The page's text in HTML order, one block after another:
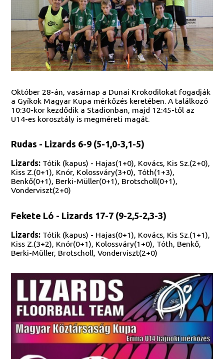
Október 28-án, vasárnap a Dunai Krokodilokat fogadják
a Gyíkok Magyar Kupa mérkőzés keretében. A találkozó
10:30-kor kezdődik a Stadionban, majd 12:45-től az
U14-es korosztály is megméreti magát.
Rudas - Lizards 6-9 (5-1,0-3,1-5)
Lizards: Tótik (kapus) - Hajas(1+0), Kovács, Kis Sz.(2+0),
Kiss Z.(0+1), Knór, Kolossváry(3+0), Tóth(1+3),
Benkő(0+1), Berki-Müller(0+1), Brotscholl(0+1),
Vonderviszt(2+0)
Fekete Ló - Lizards 17-7 (9-2,5-2,3-3)
Lizards: Tótik (kapus) - Hajas(0+1), Kovács, Kis Sz.(1+1),
Kiss Z.(3+2), Knór(0+1), Kolossváry(1+0), Tóth, Benkő,
Berki-Müller, Brotscholl, Vonderviszt(2+0)